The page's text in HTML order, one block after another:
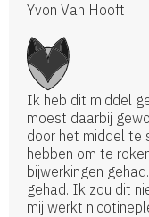
Yvon Van Hooft
Ik heb dit middel
moest daarbij
door het middel te
hebben om te
bijwerkingen
gehad. Ik zou dit
mij werkt